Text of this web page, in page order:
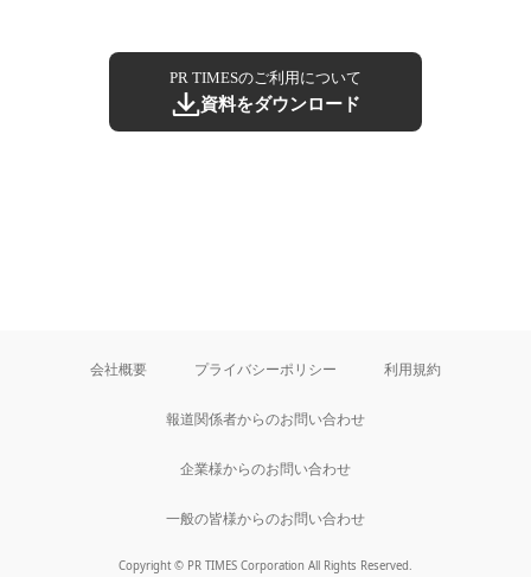
PR TIMESのご利用について
資料をダウンロード
会社概要 プライバシーポリシー 利用規約
報道関係者からのお問い合わせ
企業様からのお問い合わせ
一般の皆様からのお問い合わせ
Copyright © PR TIMES Corporation All Rights Reserved.